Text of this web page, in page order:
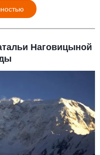
Наговицыной